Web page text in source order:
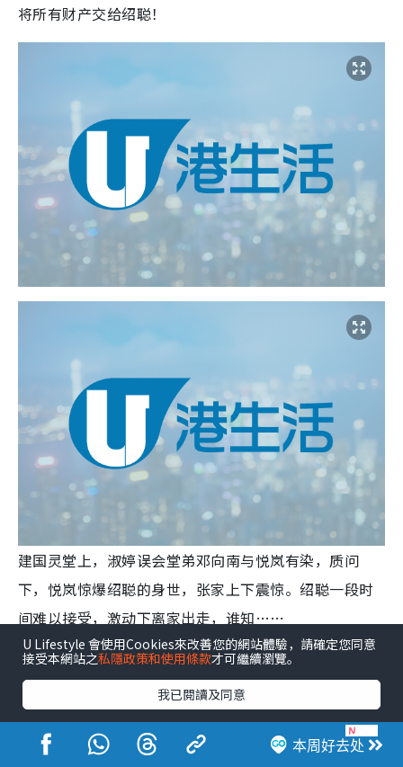
将所有财产交给绍聪！
建国灵堂上，淑婷误会堂弟邓向南与悦岚有染，质问
下，悦岚惊爆绍聪的身世，张家上下震惊。绍聪一段时
间难以接受，激动下离家出走，谁知……
本周好去处
U Lifestyle 會使用Cookies來改善您的網站體驗，請確定您同意
接受本網站之私隱政策和使用條款才可繼續瀏覽。
我已閱讀及同意